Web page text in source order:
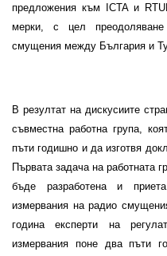
предложения към
ICTAи
мерки, с цел
смущения между България и
В резултат на дискусиите
съвместна работна група,
пъти годишно и да изготвя
Първата задача на работната
бъде разработена и
измервания на радио
година експерти на
измервания поне два пъти